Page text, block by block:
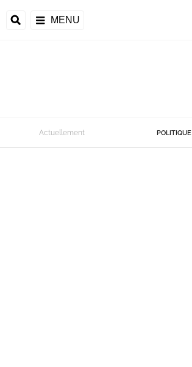
MENU
Actuellement POLITIQUE